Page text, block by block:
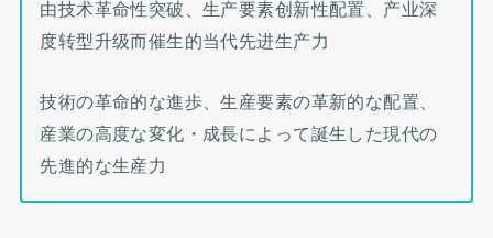
由技术革命性突破、生产要素创新性配置、产业深
度转型升级而催生的当代先进生产力
技術の革命的な進歩、生産要素の革新的な配置、
産業の高度な変化・成長によって誕生した現代の
先進的な生産力